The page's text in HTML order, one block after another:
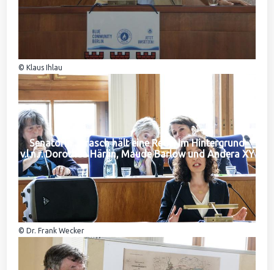
© Klaus Ihlau
Senatorin Jarasch hält eine Rede. Im Hintergrund
v.l.n.r. Dorothea Härlin, Maude Barlow und Andera XY
© Dr. Frank Wecker